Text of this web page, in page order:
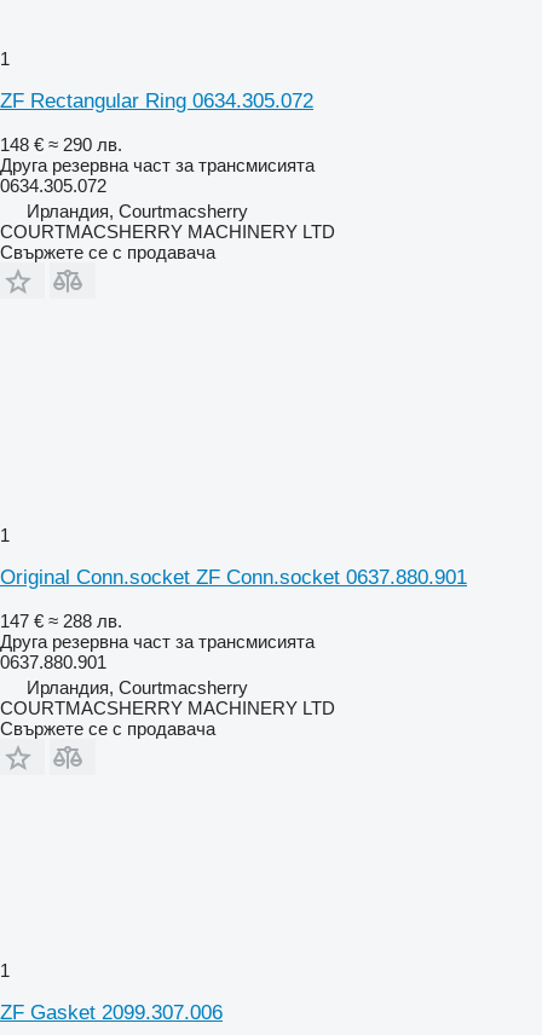
1
ZF Rectangular Ring 0634.305.072
148 € ≈ 290 лв.
Друга резервна част за трансмисията
0634.305.072
Ирландия, Courtmacsherry
COURTMACSHERRY MACHINERY LTD
Свържете се с продавача
1
Original Conn.socket ZF Conn.socket 0637.880.901
147 € ≈ 288 лв.
Друга резервна част за трансмисията
0637.880.901
Ирландия, Courtmacsherry
COURTMACSHERRY MACHINERY LTD
Свържете се с продавача
1
ZF Gasket 2099.307.006